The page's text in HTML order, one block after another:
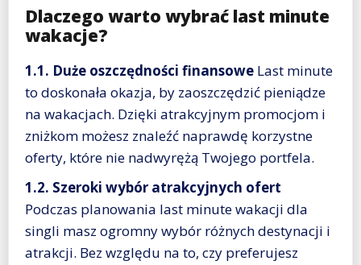
Dlaczego warto wybrać last minute
wakacje?
1.1. Duże oszczędności finansowe Last minute
to doskonała okazja, by zaoszczędzić pieniądze
na wakacjach. Dzięki atrakcyjnym promocjom i
zniżkom możesz znaleźć naprawdę korzystne
oferty, które nie nadwyrężą Twojego portfela.
1.2. Szeroki wybór atrakcyjnych ofert
Podczas planowania last minute wakacji dla
singli masz ogromny wybór różnych destynacji i
atrakcji. Bez względu na to, czy preferujesz